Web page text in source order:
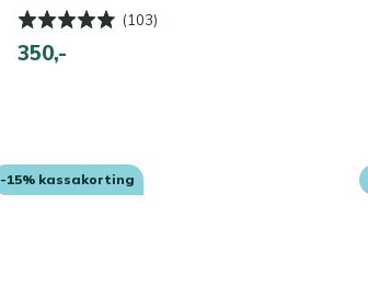
(103)
350,-
-15% kassakorting